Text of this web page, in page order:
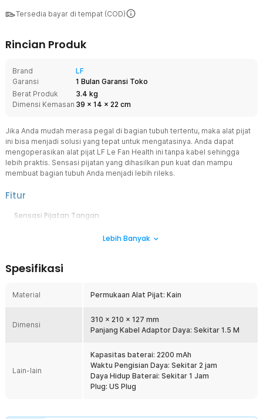
Tersedia bayar di tempat (COD)
Rincian Produk
Brand
LF
Garansi
1 Bulan Garansi Toko
Berat Produk
3.4 kg
Dimensi Kemasan 39 x 14 x 22 cm
Jika Anda mudah merasa pegal di bagian tubuh tertentu, maka alat pijat
ini bisa menjadi solusi yang tepat untuk mengatasinya. Anda dapat
mengoperasikan alat pijat LF Le Fan Health ini tanpa kabel sehingga
lebih praktis. Sensasi pijatan yang dihasilkan pun kuat dan mampu
membuat bagian tubuh Anda menjadi lebih rileks.
Fitur
Sensasi Pijatan Tangan
pijat Le Fan Health mampu membuat otot tubuh Anda rileks. Rotasi
Mudah Digunakan
saja. Bantal pijat ini selain digunakan untuk leher juga bisa
punggung, kaki dan sebagainya.
3D. Anda akan merasakan perbedaan kontur pijatan, arah pijatan,
dan keseluruhan gerakan rotator saat memakai alat pijat selama
Lebih Banyak
Spesifikasi
Material Permukaan Alat Pijat: Kain
Dimensi
310 x 210 x 127 mm
Panjang Kabel Adaptor Daya: Sekitar 1.5 M
Lain-lain
Kapasitas baterai: 2200 mAh
Waktu Pengisian Daya: Sekitar 2 jam
Daya Hidup Baterai: Sekitar 1 Jam
Plug: US Plug